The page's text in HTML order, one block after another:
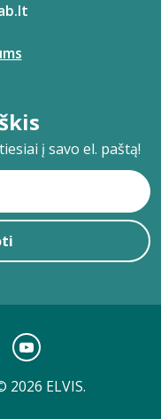
į savo el. paštą!
ELVIS.